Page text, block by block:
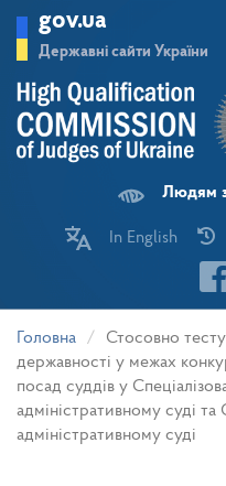
основного
матеріалу
gov.ua
Державні сайти України
Людям
In English
Головна
Стосовно
державності у межах
посад суддів у
адміністративному суді
адміністративному суді